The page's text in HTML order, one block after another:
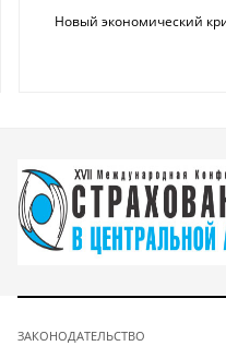
Новый экономический
ЗАКОНОДАТЕЛЬСТВО